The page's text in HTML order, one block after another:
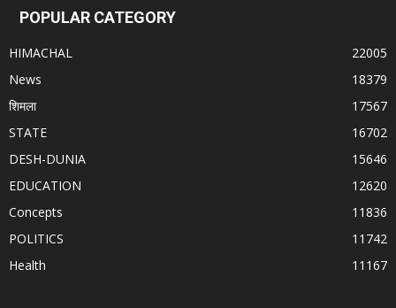
POPULAR CATEGORY
HIMACHAL
22005
News
18379
शिमला
17567
STATE
16702
DESH-DUNIA
15646
EDUCATION
12620
Concepts
11836
POLITICS
11742
Health
11167